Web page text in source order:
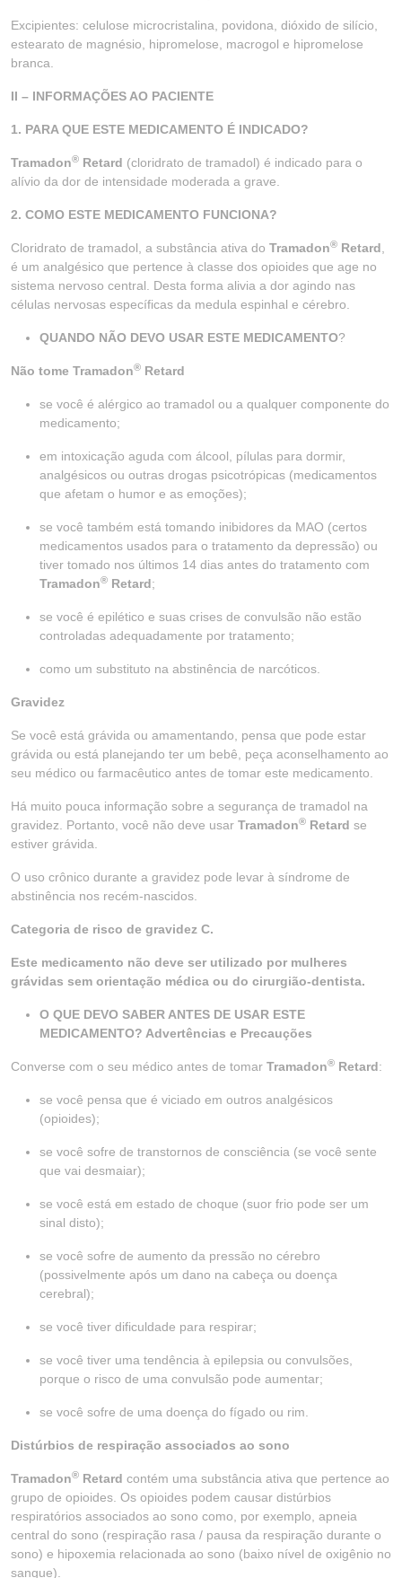
Excipientes: celulose microcristalina, povidona, dióxido de silício,
estearato de magnésio, hipromelose, macrogol e hipromelose
branca.
II – INFORMAÇÕES AO PACIENTE
1. PARA QUE ESTE MEDICAMENTO É INDICADO?
Tramadon® Retard (cloridrato de tramadol) é indicado para o
alívio da dor de intensidade moderada a grave.
2. COMO ESTE MEDICAMENTO FUNCIONA?
Cloridrato de tramadol, a substância ativa do Tramadon® Retard
é um analgésico que pertence à classe dos opioides que age no
sistema nervoso central. Desta forma alivia a dor agindo nas
células nervosas específicas da medula espinhal e cérebro.
QUANDO NÃO DEVO USAR ESTE MEDICAMENTO?
Não tome Tramadon® Retard
se você é alérgico ao tramadol ou a qualquer componente do
medicamento;
em intoxicação aguda com álcool, pílulas para dormir,
analgésicos ou outras drogas psicotrópicas (medicamentos
que afetam o humor e as emoções);
se você também está tomando inibidores da MAO (certos
medicamentos usados para o tratamento da depressão) ou
tiver tomado nos últimos 14 dias antes do tratamento com
Tramadon® Retard;
se você é epilético e suas crises de convulsão não estão
controladas adequadamente por tratamento;
como um substituto na abstinência de narcóticos.
Gravidez
Se você está grávida ou amamentando, pensa que pode estar
grávida ou está planejando ter um bebê, peça aconselhamento ao
seu médico ou farmacêutico antes de tomar este medicamento.
Há muito pouca informação sobre a segurança de tramadol na
gravidez. Portanto, você não deve usar Tramadon® Retard se
estiver grávida.
O uso crônico durante a gravidez pode levar à síndrome de
abstinência nos recém-nascidos.
Categoria de risco de gravidez C.
Este medicamento não deve ser utilizado por mulheres
grávidas sem orientação médica ou do cirurgião-dentista.
O QUE DEVO SABER ANTES DE USAR ESTE
MEDICAMENTO? Advertências e Precauções
Converse com o seu médico antes de tomar Tramadon® Retard:
se você pensa que é viciado em outros analgésicos
(opioides);
se você sofre de transtornos de consciência (se você sente
que vai desmaiar);
se você está em estado de choque (suor frio pode ser um
sinal disto);
se você sofre de aumento da pressão no cérebro
(possivelmente após um dano na cabeça ou doença
cerebral);
se você tiver dificuldade para respirar;
se você tiver uma tendência à epilepsia ou convulsões,
porque o risco de uma convulsão pode aumentar;
se você sofre de uma doença do fígado ou rim.
Distúrbios de respiração associados ao sono
Tramadon® Retard contém uma substância ativa que pertence ao
grupo de opioides. Os opioides podem causar distúrbios
respiratórios associados ao sono como, por exemplo, apneia
central do sono (respiração rasa / pausa da respiração durante o
sono) e hipoxemia relacionada ao sono (baixo nível de oxigênio no
sangue).